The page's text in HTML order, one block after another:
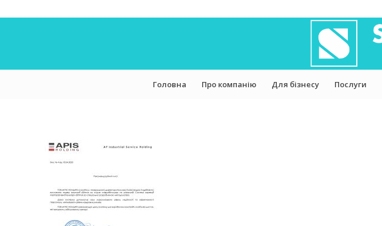
Головна Про компанію Для бізнесу Послуги